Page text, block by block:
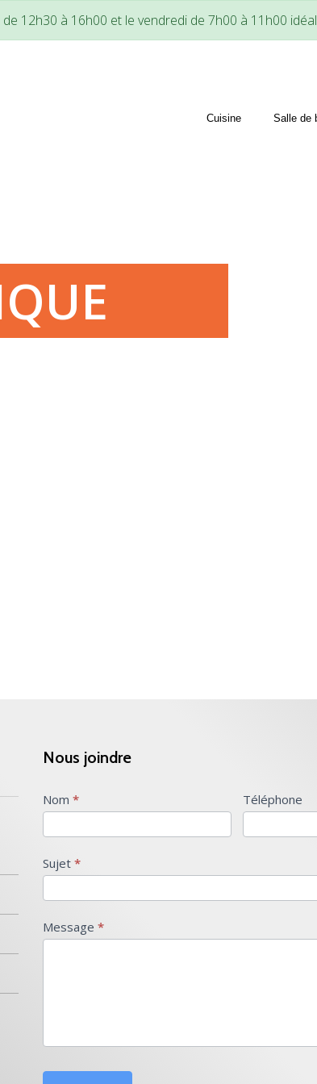
12h30 à 16h00 et le vendredi de 7h00 à 11h00
Cuisine Salle de
Nous joindre
Nous
joindre
Nom * Téléphone
Sujet *
Message *